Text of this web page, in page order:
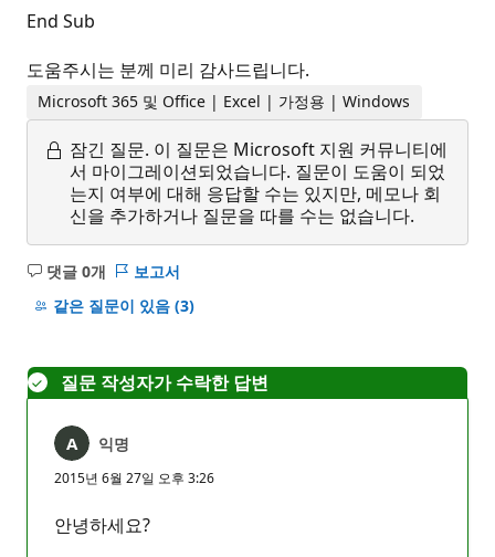
End Sub
도움주시는 분께 미리 감사드립니다.
Microsoft 365 및 Office | Excel | 가정용 | Windows
잠긴 질문. 이 질문은 Microsoft 지원 커뮤니티에
서 마이그레이션되었습니다. 질문이 도움이 되었
는지 여부에 대해 응답할 수는 있지만, 메모나 회
신을 추가하거나 질문을 따를 수는 없습니다.
댓글 0개
설
명
보고서
같은 질문이 있음 (3)
질문 작성자가 수락한 답변
익명
2015년 6월 27일 오후 3:26
안녕하세요?